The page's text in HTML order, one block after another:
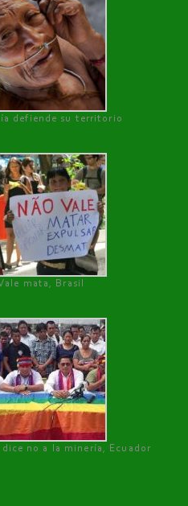
defiende su territorio
mata, Brasil
dice no a la minería, Ecuador